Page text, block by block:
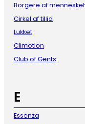
Borgere af
Cirkel af tillid
Lukket
Climotion
Club of Gents
E
Essenza